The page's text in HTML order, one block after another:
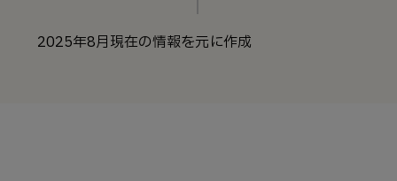
2025年8月現在の情報を元に作成